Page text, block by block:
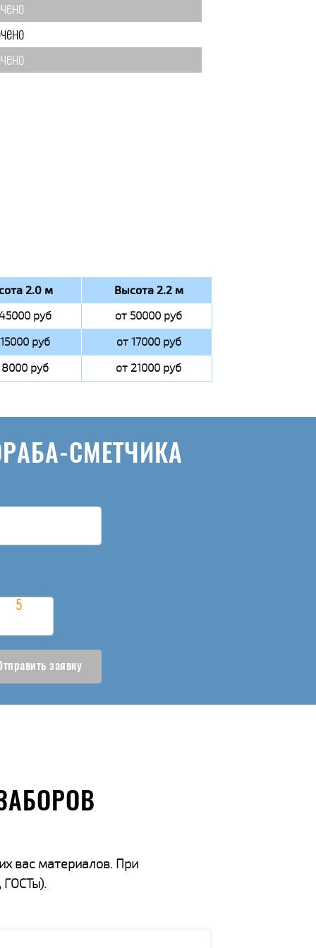
2.0 м Высота 2.2 м
руб
от 50000 руб
руб
от 17000 руб
8000 руб от 21000 руб
СМЕТЧИКА
заявку
вас материалов. При